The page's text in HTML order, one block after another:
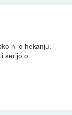
ni o hekanju.
serijo o